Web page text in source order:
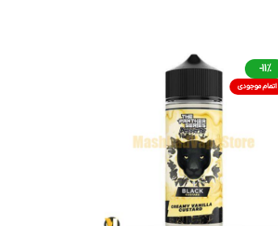
-11%
اتمام موجودی